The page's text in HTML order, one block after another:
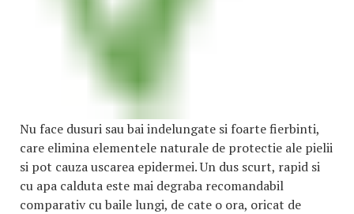
Nu face dusuri sau bai indelungate si foarte fierbinti,
care elimina elementele naturale de protectie ale pielii
si pot cauza uscarea epidermei. Un dus scurt, rapid si
cu apa calduta este mai degraba recomandabil
comparativ cu baile lungi, de cate o ora, oricat de